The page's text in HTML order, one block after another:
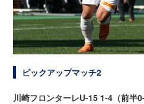
ピックアップマッチ2
川崎フロンターレU-15 1-4（前半